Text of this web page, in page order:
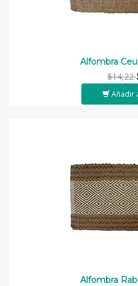
Alfombra
$14,22
Añadir
Alfombra